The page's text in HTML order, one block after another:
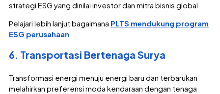
strategi ESG yang dinilai investor dan mitra bisnis global.
Pelajari lebih lanjut bagaimana PLTS mendukung program
ESG perusahaan
6. Transportasi Bertenaga Surya
Transformasi energi menuju energi baru dan terbarukan
melahirkan preferensi moda kendaraan dengan tenaga